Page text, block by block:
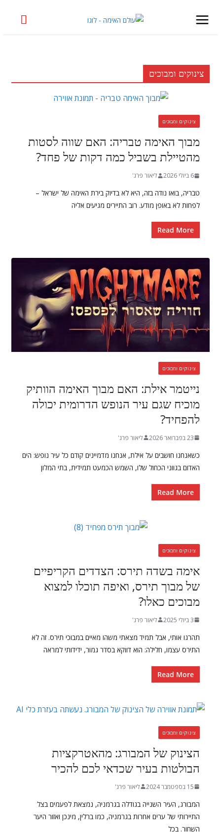
צינוקים ומבוכים
צינוקים ומבוכים
מבוך האימה טבריה: האם שווה לסטות
מהטיילת בשביל כמה דקות של פחד?
6 ביולי 2026 ליאור פרג'
טבריה, בואו נודה בזה, היא לא בדיוק בירת האימה של ישראל –
לפחות לא באופן מודע. רוב התיירים מגיעים אליה
Read More
צינוקים ומבוכים
נייטמר אילת: האם מבוך האימה הוותיק
מוכיח שגם עיר הנופש הדרומית יכולה
להפחיד?
23 בפברואר 2026 ליאור פרג'
כשאנחנו חושבים על אילת, אנחנו מדמיינים קודם כל עיר נופש: הים
האדום בגווני הכחול שלו, השמש הכמעט תמידית, בתי המלון
Read More
צינוקים ומבוכים
אימה בשדה תירס: הצדדים הקריפיים
של מבוך תירס, ואיפה תוכלו למצוא
מבוכים כאלו?
3 ביולי 2025 ליאור פרג'
תהרגו אותי, אבל תמיד מצאתי משהו מאיים במבוכי תירס. זה לא
התירס עצמו, חלילה: הוא דווקא בסדר גמור, ידידותי למראה
Read More
צינוקים ומבוכים
הצינוק של המבורג: מהאטרקציות
הבולטות בעיר שכדאי לכם להכיר
15 בספטמבר 2024 ליאור פרג'
המבורג, העיר השנייה בגודלה בגרמניה, נמצאת לפעמים בצל
התיירותי של ערים אחרות בגרמניה, כמו ברלין, מינכן ואזור היער
השחור. בכל